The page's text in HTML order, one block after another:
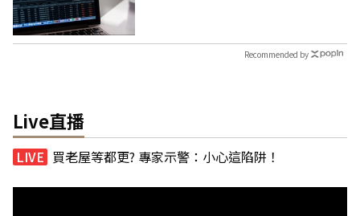
Recommended by
Live直播
買老屋等都更? 專家示警：小心這陷阱！